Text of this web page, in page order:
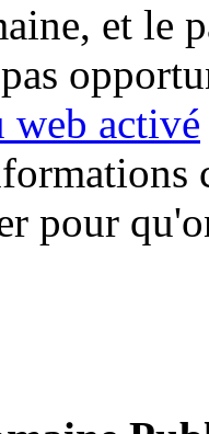
et le
web activé
pour